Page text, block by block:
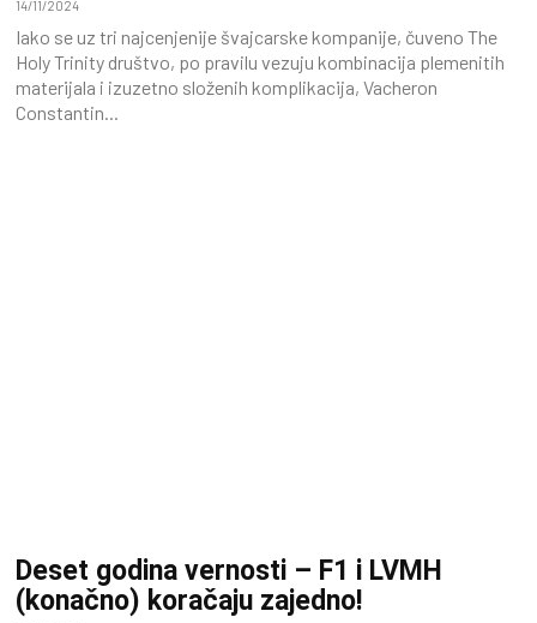
14/11/2024
Iako se uz tri najcenjenije švajcarske kompanije, čuveno The
Holy Trinity društvo, po pravilu vezuju kombinacija plemenitih
materijala i izuzetno složenih komplikacija, Vacheron
Constantin...
Deset godina vernosti – F1 i LVMH
(konačno) koračaju zajedno!